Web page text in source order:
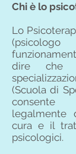
Chi è lo
Lo
dire che
(Scuola di
consente
legalmente
cura e il
psicologici.